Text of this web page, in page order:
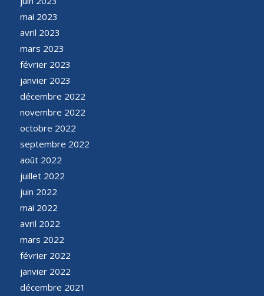
mai 2023
avril 2023
mars 2023
février 2023
janvier 2023
décembre 2022
novembre 2022
octobre 2022
septembre 2022
août 2022
juillet 2022
juin 2022
mai 2022
avril 2022
mars 2022
février 2022
janvier 2022
décembre 2021